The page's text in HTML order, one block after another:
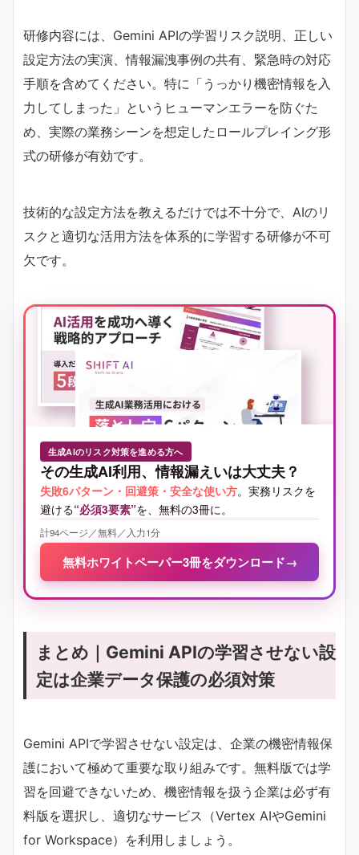
研修内容には、Gemini APIの学習リスク説明、正しい
設定方法の実演、情報漏洩事例の共有、緊急時の対応
手順を含めてください。特に「うっかり機密情報を入
力してしまった」というヒューマンエラーを防ぐた
め、実際の業務シーンを想定したロールプレイング形
式の研修が有効です。
技術的な設定方法を教えるだけでは不十分で、AIのリ
スクと適切な活用方法を体系的に学習する研修が不可
欠です。
生成AIのリスク対策を進める方へ
その生成AI利用、情報漏えいは大丈夫？
失敗6パターン・回避策・安全な使い方。実務リスクを
避ける“必須3要素”を、無料の3冊に。
計94ページ／無料／入力1分
無料ホワイトペーパー3冊をダウンロード→
まとめ｜Gemini APIの学習させない設
定は企業データ保護の必須対策
Gemini APIで学習させない設定は、企業の機密情報保
護において極めて重要な取り組みです。無料版では学
習を回避できないため、機密情報を扱う企業は必ず有
料版を選択し、適切なサービス（Vertex AIやGemini
for Workspace）を利用しましょう。